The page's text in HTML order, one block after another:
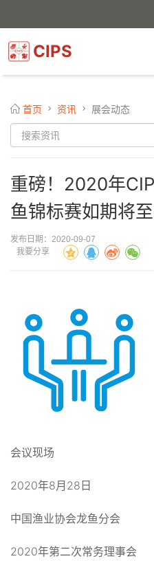
CIPS
首页 资讯 展会动态
重磅！2020年
鱼锦标赛如期将至
发布日期：2020-09-07
我要分享
会议现场
2020年8月28日
中国渔业协会龙鱼分会
2020年第二次常务理事会